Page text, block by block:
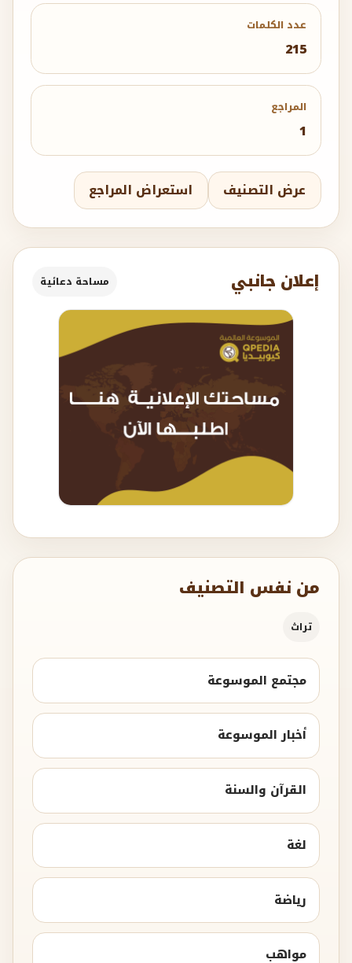
عدد الكلمات
215
المراجع
1
عرض التصنيف استعراض المراجع
إعلان جانبي مساحة دعائية
من نفس التصنيف
تراث
مجتمع الموسوعة
أخبار الموسوعة
القرآن والسنة
لغة
رياضة
مواهب